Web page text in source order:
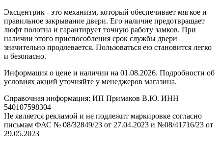
Эксцентрик - это механизм, который обеспечивает мягкое и
правильное закрывание двери. Его наличие предотвращает
люфт полотна и гарантирует точную работу замков. При
наличии этого приспособления срок службы двери
значительно продлевается. Пользоваться ею становится легко
и безопасно.
Информация о цене и наличии на 01.08.2026. Подробности об
условиях акций уточняйте у менеджеров магазина.
Справочная информация: ИП Примаков В.Ю. ИНН
540107598304
Не является рекламой и не подлежит маркировке согласно
письмам ФАС № 08/32849/23 от 27.04.2023 и №08/41716/23 от
29.05.2023